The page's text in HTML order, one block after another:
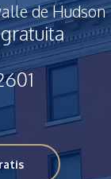
de Hudson